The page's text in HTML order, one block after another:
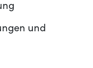
und